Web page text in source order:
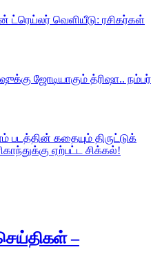
ட்ரெய்லர் வெளியீடு: ரசிகர்கள்
ஜோடியாகும் த்ரிஷா.. நம்பர்
கதையும் திருட்டுக்
ஏற்பட்ட சிக்கல்!
–